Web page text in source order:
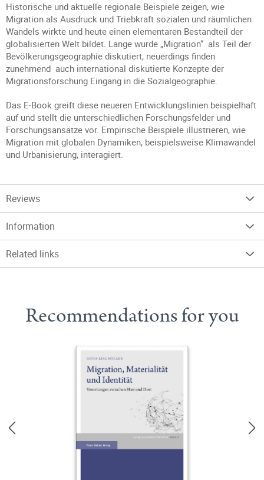
Historische und aktuelle regionale Beispiele zeigen, wie
Migration als Ausdruck und Triebkraft sozialen und räumlichen
Wandels wirkte und heute einen elementaren Bestandteil der
globalisierten Welt bildet. Lange wurde „Migration“ als Teil der
Bevölkerungsgeographie diskutiert, neuerdings finden
zunehmend auch international diskutierte Konzepte der
Migrationsforschung Eingang in die Sozialgeographie.
Das E-Book greift diese neueren Entwicklungslinien beispielhaft
auf und stellt die unterschiedlichen Forschungsfelder und
Forschungsansätze vor. Empirische Beispiele illustrieren, wie
Migration mit globalen Dynamiken, beispielsweise Klimawandel
und Urbanisierung, interagiert.
Reviews
Information
Related links
Recommendations for you